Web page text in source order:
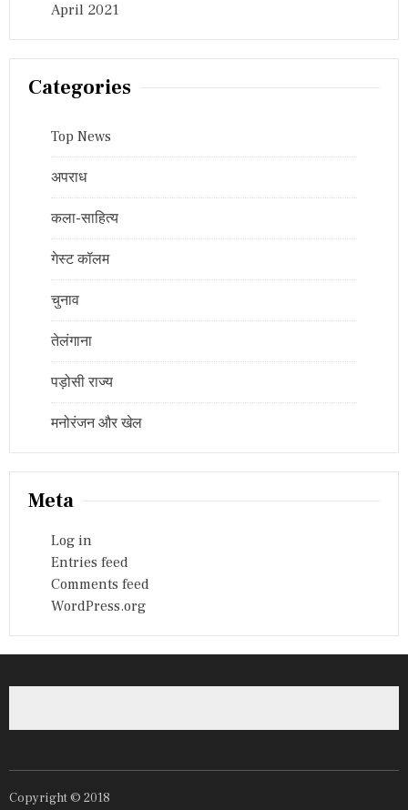
April 2021
Categories
Top News
अपराध
कला-साहित्य
गेस्ट कॉलम
चुनाव
तेलंगाना
पड़ोसी राज्य
मनोरंजन और खेल
Meta
Log in
Entries feed
Comments feed
WordPress.org
Copyright © 2018